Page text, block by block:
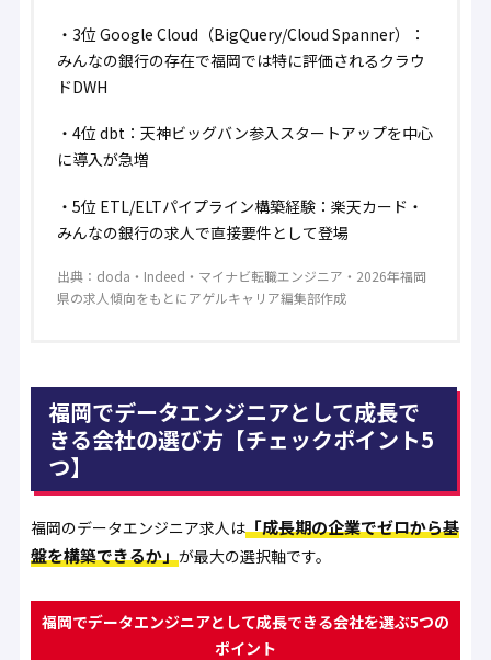
・ 3位 Google Cloud（BigQuery/Cloud Spanner）
：
みんなの銀行の存在で福岡では特に評価されるクラウ
ドDWH
・ 4位 dbt：天神ビッグバン参入スタートアップを中心
に導入が急増
・ 5位 ETL/ELTパイプライン構築経験：楽天カード・
みんなの銀行の求人で直接要件として登場
出典：doda・Indeed・マイナビ転職エンジニア・2026年福岡
県の求人傾向をもとにアゲルキャリア編集部作成
福岡でデータエンジニアとして成長で
きる会社の選び方【チェックポイント5
つ】
福岡のデータエンジニア求人は「成長期の企業でゼロから基
盤を構築できるか」が最大の選択軸です。
福岡でデータエンジニアとして成長できる会社を選ぶ5つの
ポイント